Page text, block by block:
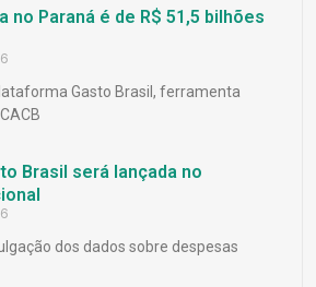
no Paraná é de R$ 51,5 bilhões
Gasto Brasil, ferramenta
Brasil será lançada no
dos dados sobre despesas